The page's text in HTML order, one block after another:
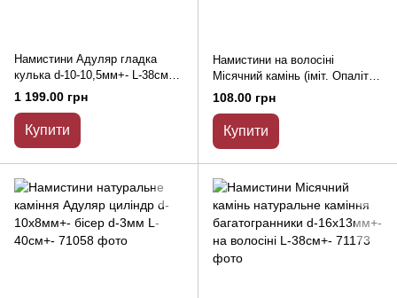
Намистини Адуляр гладка
кулька d-10-10,5мм+- L-38см+-
на нитці
1 199.00 грн
Купити
Намистини на волосіні
Місячний камінь (іміт. Опаліт)
d-4мм нитка L-37см
108.00 грн
Купити